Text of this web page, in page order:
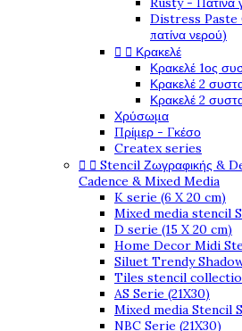
Distress Paste
πατίνα νερού)
  Κρακελέ
Κρακελέ 1ος
Κρακελέ 2
Κρακελέ 2
Χρύσωμα
Πρίμερ - Γκέσο
Createx series
  Stencil Ζωγραφικής &
Cadence & Mixed Media
K serie (6 X 20 cm)
Mixed media stencil
D serie (15 X 20 cm)
Home Decor Midi
Siluet Trendy
Tiles stencil
AS Serie (21X30)
Mixed media Stencil
NBC Serie (21X30)